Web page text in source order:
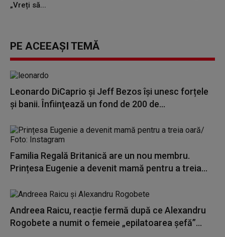
„Vreți să...
PE ACEEAȘI TEMĂ
Leonardo DiCaprio şi Jeff Bezos își unesc forțele
și banii. Înfiinţează un fond de 200 de...
Familia Regală Britanică are un nou membru.
Prințesa Eugenie a devenit mamă pentru a treia...
Andreea Raicu, reacție fermă după ce Alexandru
Rogobete a numit o femeie „epilatoarea șefă”...